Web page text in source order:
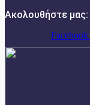
Ακολουθήστε μας:
Facebook